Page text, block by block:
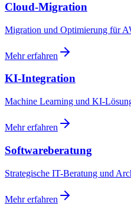
Cloud-Migration
Migration und Optimierung für
Mehr erfahren
KI-Integration
Machine Learning und KI-
Mehr erfahren
Softwareberatung
Strategische IT-Beratung und
Mehr erfahren